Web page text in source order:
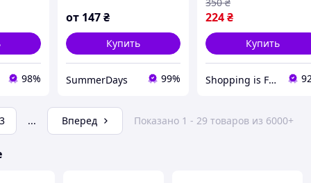
98%
от 147₴
Купить
SummerDays 99%
224₴
Купить
Shopping is Fun
3 ... Вперед Показано 1 - 29 товаров из 6000+